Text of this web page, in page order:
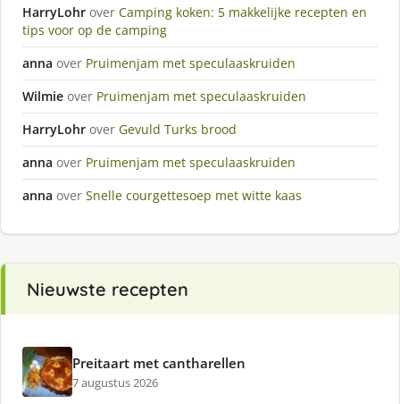
HarryLohr over Camping koken: 5 makkelijke recepten en
tips voor op de camping
anna over Pruimenjam met speculaaskruiden
Wilmie over Pruimenjam met speculaaskruiden
HarryLohr over Gevuld Turks brood
anna over Pruimenjam met speculaaskruiden
anna over Snelle courgettesoep met witte kaas
Nieuwste recepten
Preitaart met cantharellen
7 augustus 2026